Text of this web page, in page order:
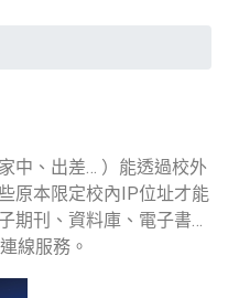
中、出差… ）能透過校外
原本限定校內IP位址才能
期刊、資料庫、電子書…
線服務。